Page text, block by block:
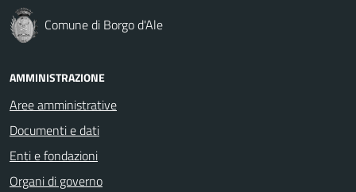
Comune di Borgo d'Ale
AMMINISTRAZIONE
Aree amministrative
Documenti e dati
Enti e fondazioni
Organi di governo